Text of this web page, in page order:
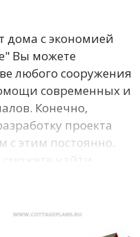
дома с экономией
Вы можете
любого сооружения
современных и
Конечно,
проекта
этим постоянно.
на страницах
проекты
безвозмездно, если